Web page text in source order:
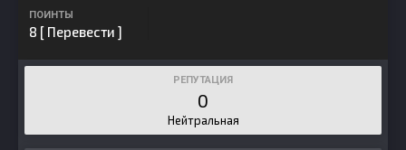
ПОИНТЫ
8 [ Перевести ]
РЕПУТАЦИЯ
0
Нейтральная